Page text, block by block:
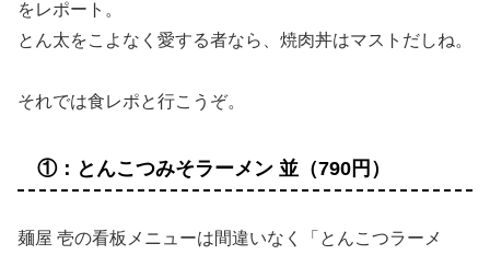
をレポート。
とん太をこよなく愛する者なら、焼肉丼はマストだしね。
それでは食レポと行こうぞ。
①：とんこつみそラーメン 並（790円）
麺屋 壱の看板メニューは間違いなく「とんこつラーメ